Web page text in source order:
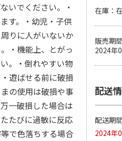
カムカ
コーン
ーン型 S
税込)
銀のスプーン パウ
チ 健康に育つ子ね
こ用 まぐろ・かつ
120円
(送料別・税込)
ペッ
なた
ロー
590
(送
いでください。・
す。・幼児・子供
りに人がいないか
・機能上、とがっ
。・倒れやすい物
遊ばせる前に破損
の使用は破損や事
一破損した場合は
たびに過敏に反応
で色落ちする場合
在庫：
販売期
2024年
配送
配送期
2024年